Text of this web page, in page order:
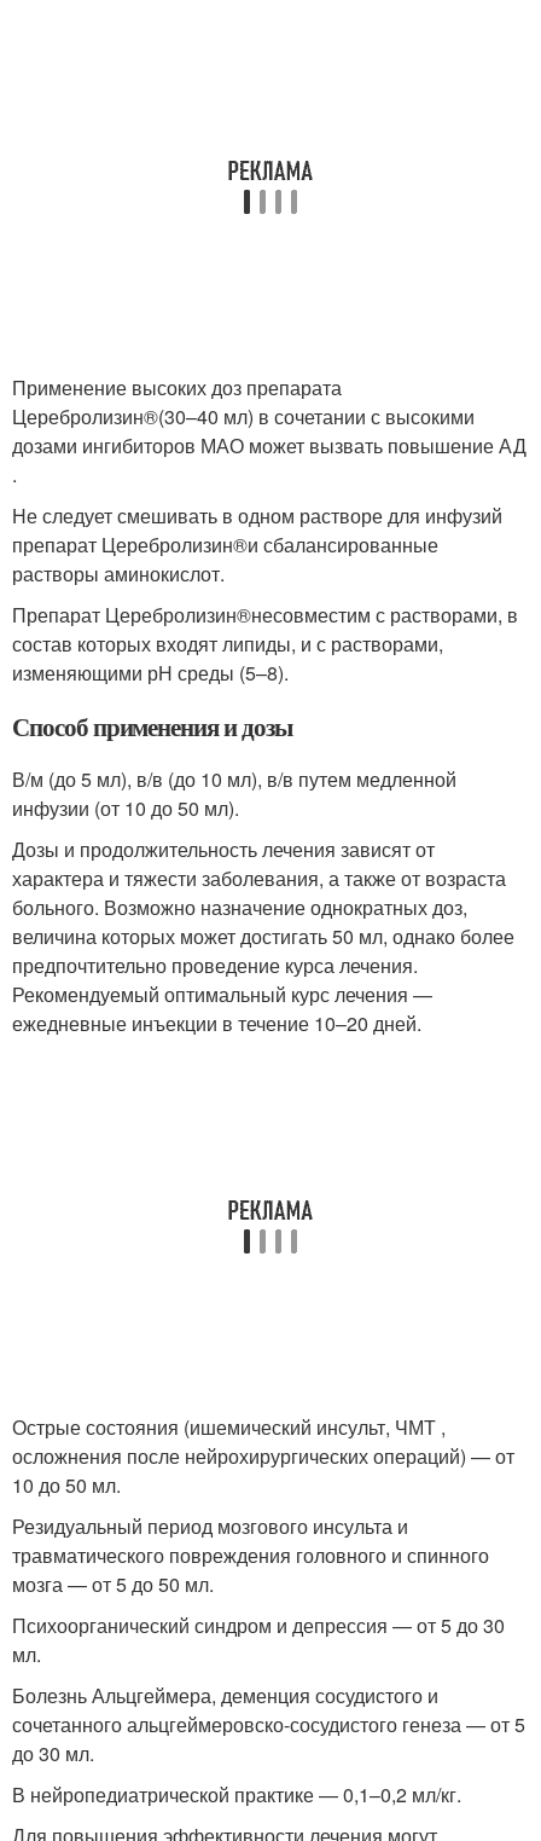
Применение высоких доз препарата
Церебролизин®(30–40 мл) в сочетании с высокими
дозами ингибиторов МАО может вызвать повышение АД
.
Не следует смешивать в одном растворе для инфузий
препарат Церебролизин®и сбалансированные
растворы аминокислот.
Препарат Церебролизин®несовместим с растворами, в
состав которых входят липиды, и с растворами,
изменяющими рН среды (5–8).
Способ применения и дозы
В/м (до 5 мл), в/в (до 10 мл), в/в путем медленной
инфузии (от 10 до 50 мл).
Дозы и продолжительность лечения зависят от
характера и тяжести заболевания, а также от возраста
больного. Возможно назначение однократных доз,
величина которых может достигать 50 мл, однако более
предпочтительно проведение курса лечения.
Рекомендуемый оптимальный курс лечения —
ежедневные инъекции в течение 10–20 дней.
Острые состояния (ишемический инсульт, ЧМТ ,
осложнения после нейрохирургических операций) — от
10 до 50 мл.
Резидуальный период мозгового инсульта и
травматического повреждения головного и спинного
мозга — от 5 до 50 мл.
Психоорганический синдром и депрессия — от 5 до 30
мл.
Болезнь Альцгеймера, деменция сосудистого и
сочетанного альцгеймеровско-сосудистого генеза — от 5
до 30 мл.
В нейропедиатрической практике — 0,1–0,2 мл/кг.